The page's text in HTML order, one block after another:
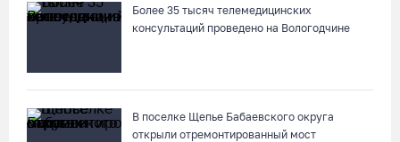
07.08.26 / 08:49
07.08.26 / 08:31
Более 35 тысяч телемедицинских
консультаций проведено на Вологодчине
В поселке Щепье Бабаевского округа
открыли отремонтированный мост